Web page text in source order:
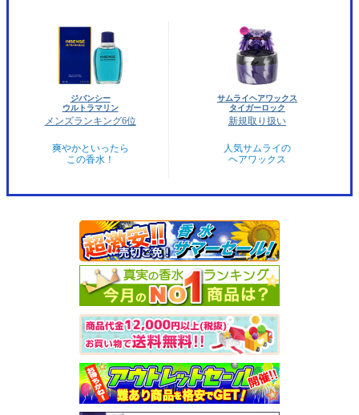
ジバンシー
ウルトラマリン
メンズランキング6位
爽やかといったら
この香水！
サムライヘアワックス
タイガーロック
新規取り扱い
人気サムライの
ヘアワックス